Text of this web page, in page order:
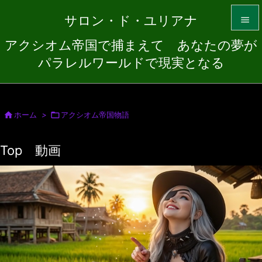
サロン・ド・ユリアナ
アクシオム帝国で捕まえて あなたの夢が
パラレルワールドで現実となる




検索
 ホーム > アクシオム帝国物語
Top 動画